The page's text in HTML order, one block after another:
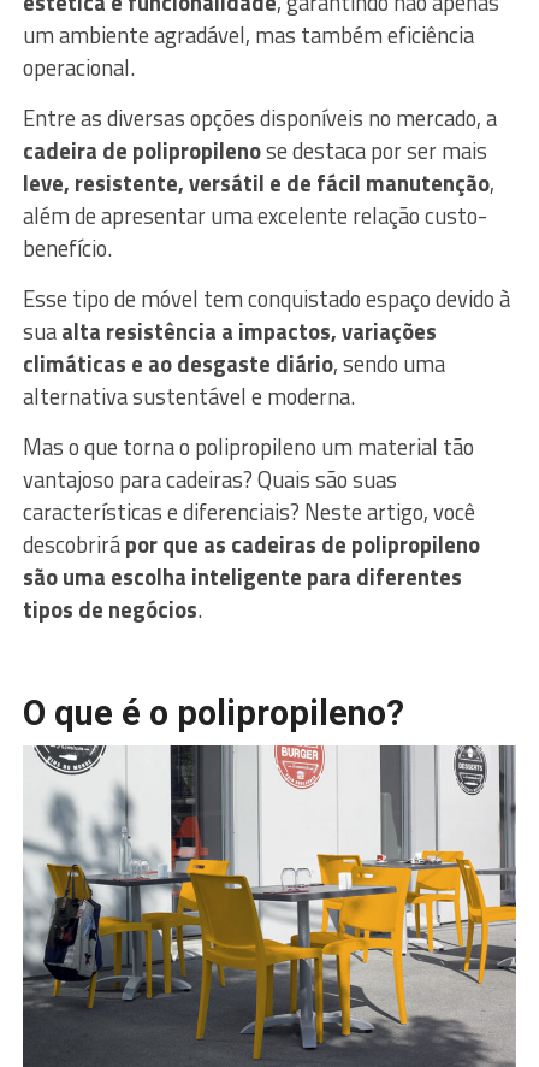
um ambiente agradável, mas também eficiência
operacional.
Entre as diversas opções disponíveis no mercado, a
cadeira de polipropilenose destaca por ser mais
leve, resistente, versátil e de fácil manutenção,
além de apresentar uma excelente relação custo-
benefício.
Esse tipo de móvel tem conquistado espaço devido à
suaalta resistência a impactos, variações
climáticas e ao desgaste diário, sendo uma
alternativa sustentável e moderna.
Mas o que torna o polipropileno um material tão
vantajoso para cadeiras? Quais são suas
características e diferenciais? Neste artigo, você
descobrirápor que as cadeiras de polipropileno
são uma escolha inteligente para diferentes
tipos de negócios.
O que é o polipropileno?